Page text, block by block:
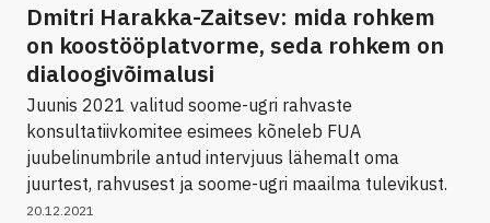
Dmitri Harakka-Zaitsev: mida rohkem
on koostööplatvorme, seda rohkem on
dialoogivõimalusi
Juunis 2021 valitud soome-ugri rahvaste
konsultatiivkomitee esimees kõneleb FUA
juubelinumbrile antud intervjuus lähemalt oma
juurtest, rahvusest ja soome-ugri maailma tulevikust.
20.12.2021